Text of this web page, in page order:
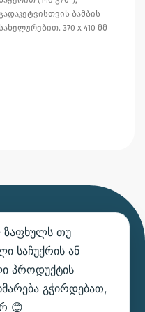
ბამბის
სახელურებით. 370 x 410 მმ
ზაფხულს თუ
საჩუქრის ან
პროდუქტის
გჭირდებათ,
😊